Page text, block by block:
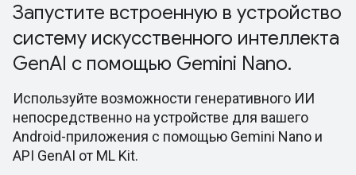
Запустите встроенную в устройство
систему искусственного интеллекта
GenAI с помощью Gemini Nano.
Используйте возможности генеративного ИИ
непосредственно на устройстве для вашего
Android-приложения с помощью Gemini Nano и
API GenAI от ML Kit.